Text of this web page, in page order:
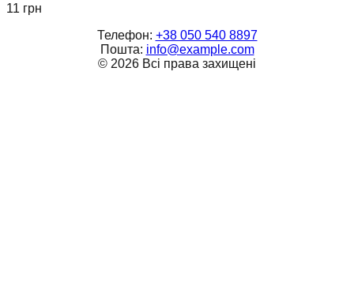
11 грн
Телефон: +38 050 540 8897
Пошта: info@example.com
© 2026 Всі права захищені